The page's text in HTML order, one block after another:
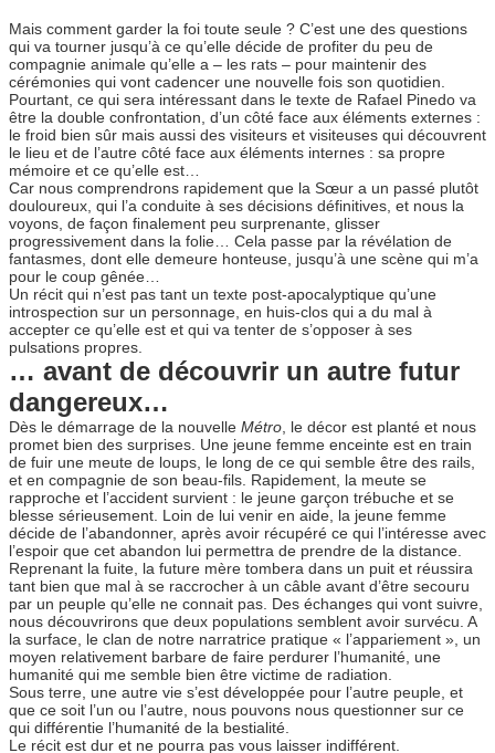
Mais comment garder la foi toute seule ? C’est une des questions
qui va tourner jusqu’à ce qu’elle décide de profiter du peu de
compagnie animale qu’elle a – les rats – pour maintenir des
cérémonies qui vont cadencer une nouvelle fois son quotidien.
Pourtant, ce qui sera intéressant dans le texte de Rafael Pinedo va
être la double confrontation, d’un côté face aux éléments externes :
le froid bien sûr mais aussi des visiteurs et visiteuses qui découvrent
le lieu et de l’autre côté face aux éléments internes : sa propre
mémoire et ce qu’elle est…
Car nous comprendrons rapidement que la Sœur a un passé plutôt
douloureux, qui l’a conduite à ses décisions définitives, et nous la
voyons, de façon finalement peu surprenante, glisser
progressivement dans la folie… Cela passe par la révélation de
fantasmes, dont elle demeure honteuse, jusqu’à une scène qui m’a
pour le coup gênée…
Un récit qui n’est pas tant un texte post-apocalyptique qu’une
introspection sur un personnage, en huis-clos qui a du mal à
accepter ce qu’elle est et qui va tenter de s’opposer à ses
pulsations propres.
… avant de découvrir un autre futur
dangereux…
Dès le démarrage de la nouvelle Métro , le décor est planté et nous
promet bien des surprises. Une jeune femme enceinte est en train
de fuir une meute de loups, le long de ce qui semble être des rails,
et en compagnie de son beau-fils. Rapidement, la meute se
rapproche et l’accident survient : le jeune garçon trébuche et se
blesse sérieusement. Loin de lui venir en aide, la jeune femme
décide de l’abandonner, après avoir récupéré ce qui l’intéresse avec
l’espoir que cet abandon lui permettra de prendre de la distance.
Reprenant la fuite, la future mère tombera dans un puit et réussira
tant bien que mal à se raccrocher à un câble avant d’être secouru
par un peuple qu’elle ne connait pas. Des échanges qui vont suivre,
nous découvrirons que deux populations semblent avoir survécu. A
la surface, le clan de notre narratrice pratique « l’appariement », un
moyen relativement barbare de faire perdurer l’humanité, une
humanité qui me semble bien être victime de radiation.
Sous terre, une autre vie s’est développée pour l’autre peuple, et
que ce soit l’un ou l’autre, nous pouvons nous questionner sur ce
qui différentie l’humanité de la bestialité.
Le récit est dur et ne pourra pas vous laisser indifférent.